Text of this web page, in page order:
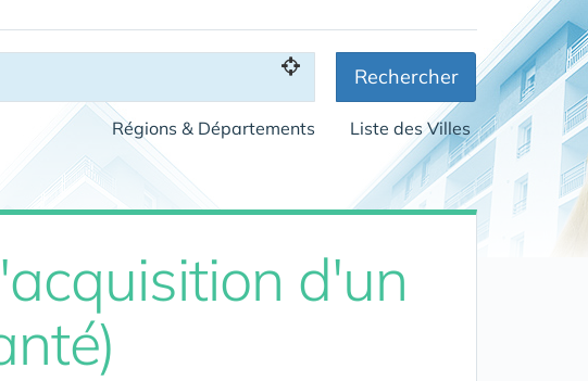
Rechercher
Régions & Départements
Liste des Villes
d'un